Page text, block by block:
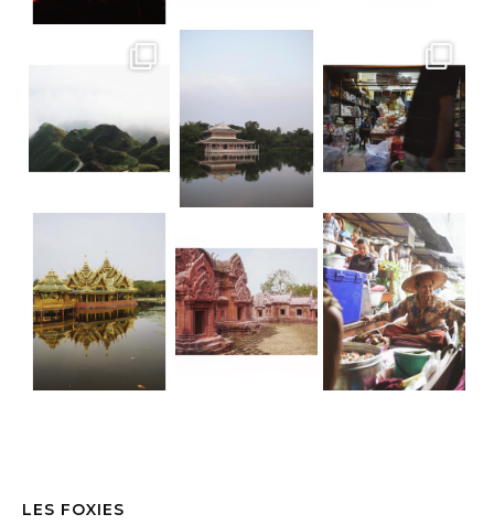
LES FOXIES